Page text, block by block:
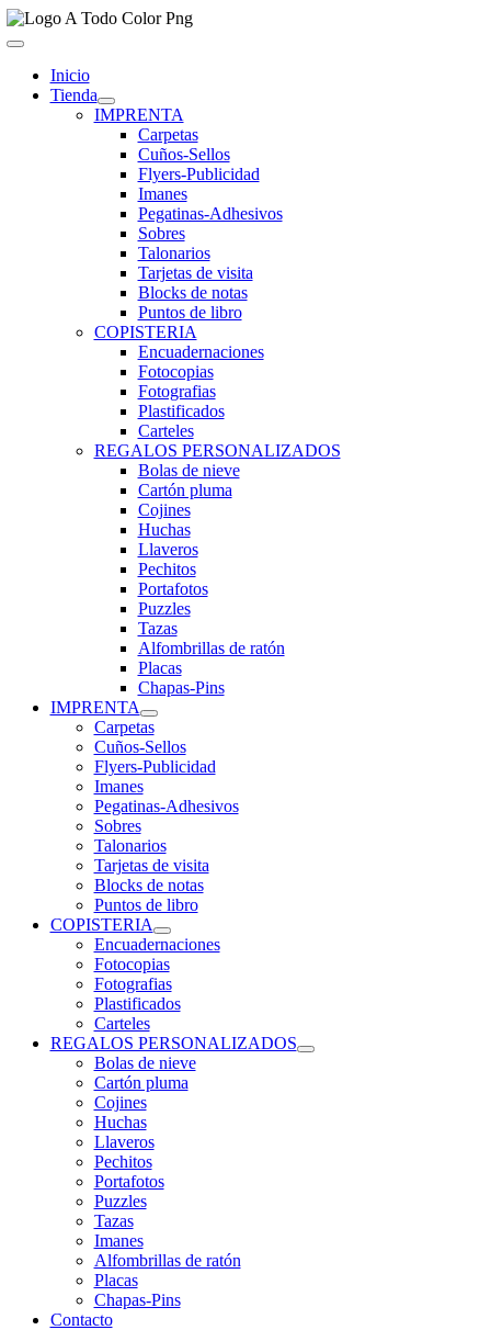
Saltar
al
Toggle
Navigation
Inicio
Tienda
IMPRENTA
Carpetas
Cuños-Sellos
Flyers-Publicidad
Imanes
Pegatinas-Adhesivos
Sobres
Talonarios
Tarjetas de visita
Blocks de notas
Puntos de libro
COPISTERIA
Encuadernaciones
Fotocopias
Fotografias
Plastificados
Carteles
REGALOS PERSONALIZADOS
Bolas de nieve
Cartón pluma
Cojines
Huchas
Llaveros
Pechitos
Portafotos
Puzzles
Tazas
Alfombrillas de ratón
Placas
Chapas-Pins
IMPRENTA
Carpetas
Cuños-Sellos
Flyers-Publicidad
Imanes
Pegatinas-Adhesivos
Sobres
Talonarios
Tarjetas de visita
Blocks de notas
Puntos de libro
COPISTERIA
Encuadernaciones
Fotocopias
Fotografias
Plastificados
Carteles
REGALOS PERSONALIZADOS
Bolas de nieve
Cartón pluma
Cojines
Huchas
Llaveros
Pechitos
Portafotos
Puzzles
Tazas
Imanes
Alfombrillas de ratón
Placas
Chapas-Pins
Contacto